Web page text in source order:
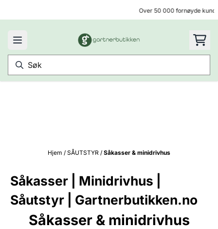
Over 50 000 fornøyde kunder
Hjem / SÅUTSTYR / Såkasser & minidrivhus
Såkasser | Minidrivhus |
Såutstyr | Gartnerbutikken.no
Såkasser & minidrivhus